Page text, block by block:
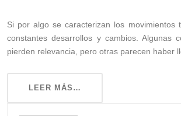
Si por algo se caracterizan los movimientos
constantes desarrollos y cambios. Algunas
pierden relevancia, pero otras parecen haber
LEER MÁS…